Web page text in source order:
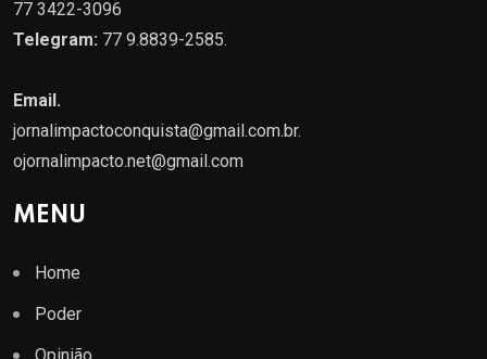
77 3422-3096
Telegram: 77 9.8839-2585.
Email.
jornalimpactoconquista@gmail.com.br.
ojornalimpacto.net@gmail.com
MENU
Home
Poder